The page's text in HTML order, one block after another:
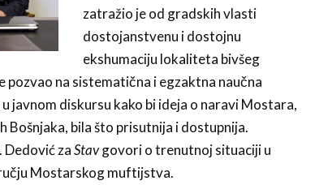
zatražio je od gradskih vlasti
dostojanstvenu i dostoj­nu
ekshumaciju lokaliteta bivšeg
pozvao na siste­matična i egzaktna naučna
javnom diskursu kako bi ideja o naravi Mostara,
Bošnjaka, bila što prisutnija i dostupnija.
zaStavgovori o trenutnoj situaciji u
Mostarskog muftijstva.